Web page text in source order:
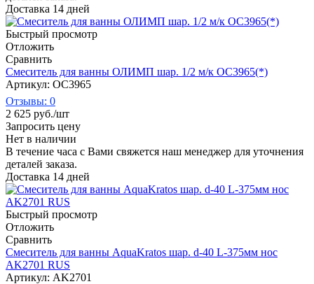
Доставка 14 дней
Быстрый просмотр
Отложить
Сравнить
Смеситель для ванны ОЛИМП шар. 1/2 м/к OC3965(*)
Артикул: ОС3965
Отзывы: 0
2 625 руб./шт
Запросить цену
Нет в наличии
В течение часа с Вами свяжется наш менеджер для уточнения
деталей заказа.
Доставка 14 дней
Быстрый просмотр
Отложить
Сравнить
Смеситель для ванны AquaKratos шар. d-40 L-375мм нос
AK2701 RUS
Артикул: AK2701